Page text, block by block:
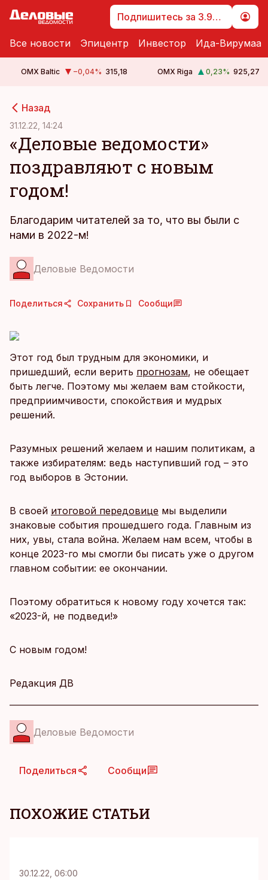
Подпишитесь за 3.99 €
Все новости Эпицентр Инвестор Ида-Вирумаа
OMX Baltic −0,04% 315,18 OMX Riga 0,23% 925,27
Назад
31.12.22, 14:24
«Деловые ведомости»
поздравляют с новым
годом!
Благодарим читателей за то, что вы были с
нами в 2022-м!
Деловые Ведомости
Поделиться Сохранить Сообщи
Этот год был трудным для экономики, и
пришедший, если верить прогнозам, не обещает
быть легче. Поэтому мы желаем вам стойкости,
предприимчивости, спокойствия и мудрых
решений.
Разумных решений желаем и нашим политикам, а
также избирателям: ведь наступивший год – это
год выборов в Эстонии.
В своей итоговой передовице мы выделили
знаковые события прошедшего года. Главным из
них, увы, стала война. Желаем нам всем, чтобы в
конце 2023-го мы смогли бы писать уже о другом
главном событии: ее окончании.
Поэтому обратиться к новому году хочется так:
«2023-й, не подведи!»
С новым годом!
Редакция ДВ
Деловые Ведомости
Поделиться Сообщи
ПОХОЖИЕ СТАТЬИ
30.12.22, 06:00